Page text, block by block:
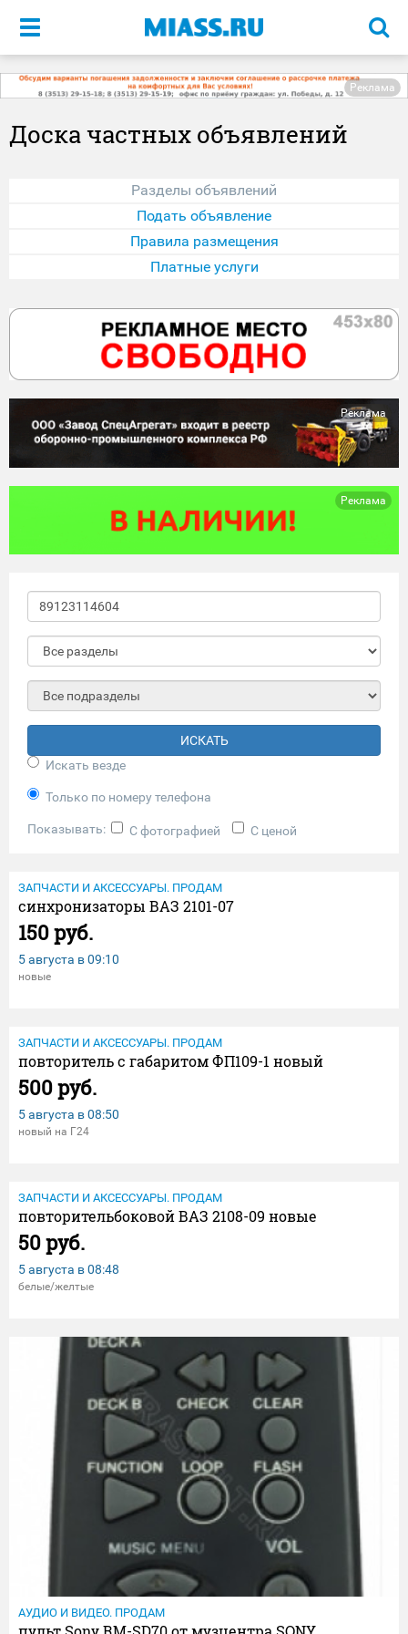
Меню
Реклама
Доска частных объявлений
Разделы объявлений
Подать объявление
Правила размещения
Платные услуги
Реклама
Реклама
ИСКАТЬ
Искать везде
Только по номеру телефона
Показывать: С фотографией С ценой
ЗАПЧАСТИ И АКСЕССУАРЫ. ПРОДАМ
синхронизаторы ВАЗ 2101-07
150 руб.
5 августа в09:10
новые
ЗАПЧАСТИ И АКСЕССУАРЫ. ПРОДАМ
повторитель с габаритом ФП109-1 новый
500 руб.
5 августа в08:50
новый на Г24
ЗАПЧАСТИ И АКСЕССУАРЫ. ПРОДАМ
повторительбоковой ВАЗ 2108-09 новые
50 руб.
5 августа в08:48
белые/желтые
АУДИО И ВИДЕО. ПРОДАМ